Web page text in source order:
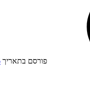
פורסם בתאריך